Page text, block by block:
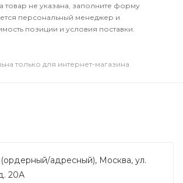
товар не указана, заполните форму
персональный менеджер и
позиции и условия поставки.
только для интернет-магазина
адресный), Москва, ул.
20А